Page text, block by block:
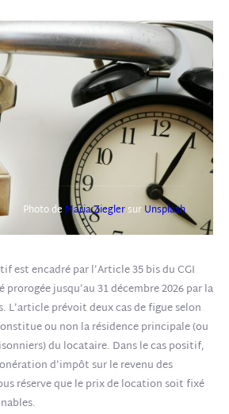
Photo de Maria ZieglersurUnsplash
est encadré par l’Article 35 bis du CGI
jusqu’au 31 décembre 2026 par la
L’article prévoit deux cas de figue selon
ou non la résidence principale (ou
du locataire. Dans le cas positif,
d’impôt sur le revenu des
réserve que le prix de location soit fixé